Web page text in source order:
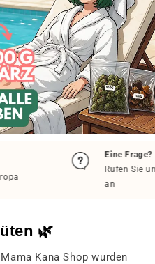
Eine Frage?
Rufen Sie
🌿
Kana Shop wurden